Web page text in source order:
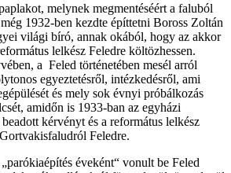
melynek megmentéséért a faluból
1932-ben kezdte építtetni Boross Zoltán
világi bíró, annak okából, hogy az akkor
lelkész Feledre költözhessen.
a Feled történetében mesél arról
egyeztetésről, intézkedésről, ami
és mely sok évnyi próbálkozás
amidőn is 1933-ban az egyházi
kérvényt és a református lelkész
Feledre.
éveként“ vonult be Feled